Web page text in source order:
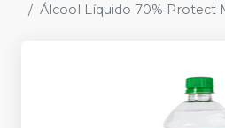
Álcool Líquido 70% Protect